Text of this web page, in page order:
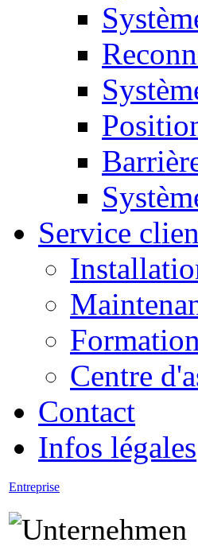
Service
Formation
Centre
Contact
Infos légales
Entreprise